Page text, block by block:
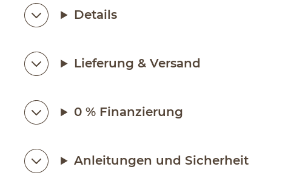
Details
Lieferung & Versand
0 % Finanzierung
Anleitungen und Sicherheit